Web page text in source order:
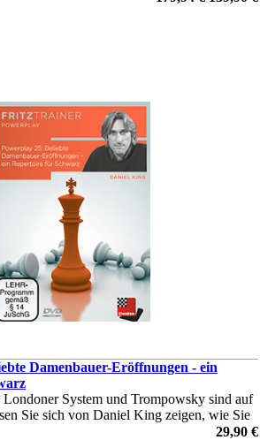
Damenbauer-Eröffnungen - ein
System und Trompowsky sind auf
Sie sich von Daniel King zeigen, wie Sie
besten begegnen. Die perfekte Ergänzung29,90 €